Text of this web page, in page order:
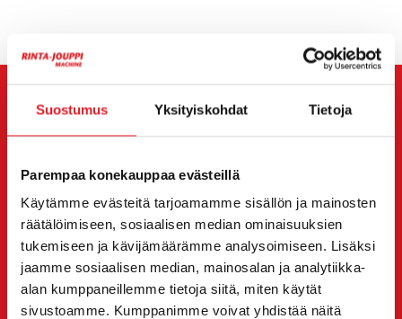
Suostumus Yksityiskohdat Tietoja
Parempaa konekauppaa evästeillä
Käytämme evästeitä tarjoamamme sisällön ja mainosten
räätälöimiseen, sosiaalisen median ominaisuuksien
tukemiseen ja kävijämäärämme analysoimiseen. Lisäksi
jaamme sosiaalisen median, mainosalan ja analytiikka-
alan kumppaneillemme tietoja siitä, miten käytät
sivustoamme. Kumppanimme voivat yhdistää näitä
OTA YHTEYTTÄ MYYJÄÄN
yhteydessä sinulle haluamallasi tavalla.
Voit halutessasi olla suoraan yhteydessä myös
yksittäiseen myyjään. Myyjän yhteystiedot löydät sivun
alta.
Haluan(Pakollinen)